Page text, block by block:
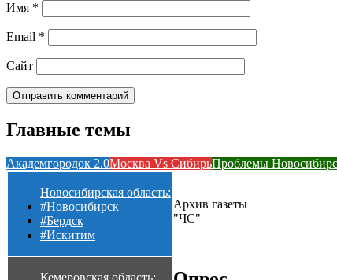
Имя *
Email *
Сайт
Главные темы
Академгородок 2.0Москва Vs СибирьПроблемы
Новосибирская область:
#Новосибирск
#Бердск
#Искитим
Кемеровская область:
Архив газеты
"ЧС"